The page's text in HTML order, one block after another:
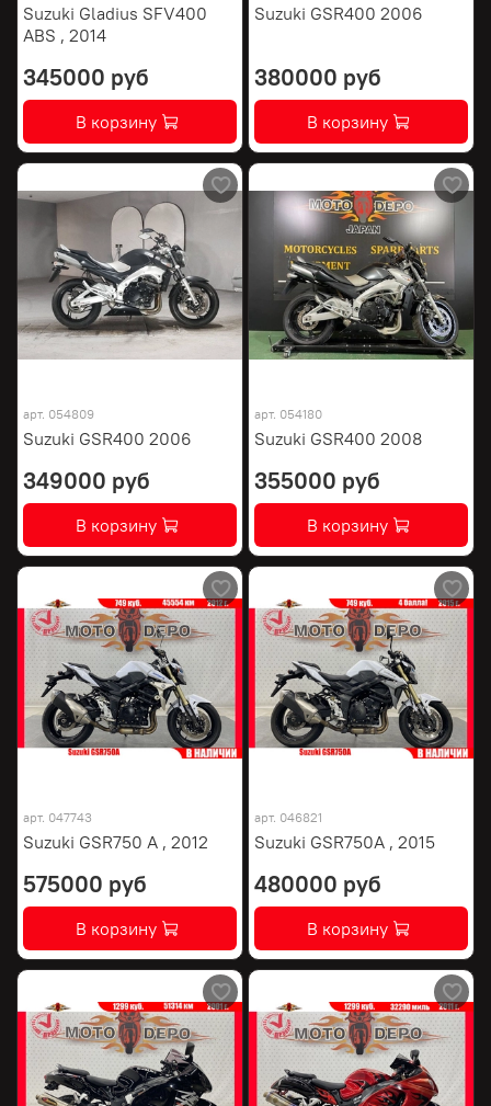
Suzuki Gladius SFV400
ABS , 2014
345000 руб
В корзину
Suzuki GSR400 2006
380000 руб
В корзину
арт. 054809
Suzuki GSR400 2006
349000 руб
В корзину
арт. 054180
Suzuki GSR400 2008
355000 руб
В корзину
арт. 047743
Suzuki GSR750 A , 2012
575000 руб
В корзину
арт. 046821
Suzuki GSR750A , 2015
480000 руб
В корзину